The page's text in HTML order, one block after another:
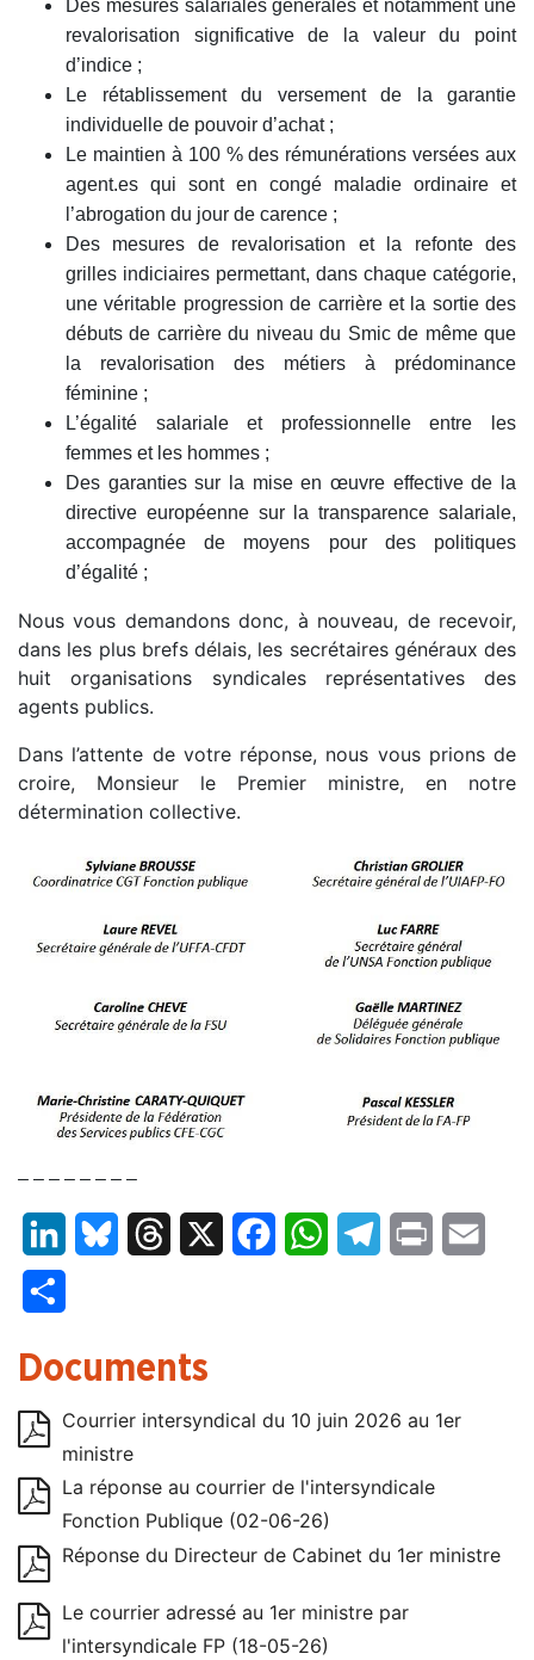
Des mesures salariales générales et notamment une
revalorisation significative de la valeur du point
d’indice ;
Le rétablissement du versement de la garantie
individuelle de pouvoir d’achat ;
Le maintien à 100 % des rémunérations versées aux
agent.es qui sont en congé maladie ordinaire et
l’abrogation du jour de carence ;
Des mesures de revalorisation et la refonte des
grilles indiciaires permettant, dans chaque catégorie,
une véritable progression de carrière et la sortie des
débuts de carrière du niveau du Smic de même que
la revalorisation des métiers à prédominance
féminine ;
L’égalité salariale et professionnelle entre les
femmes et les hommes ;
Des garanties sur la mise en œuvre effective de la
directive européenne sur la transparence salariale,
accompagnée de moyens pour des politiques
d’égalité ;
Nous vous demandons donc, à nouveau, de recevoir,
dans les plus brefs délais, les secrétaires généraux des
huit organisations syndicales représentatives des
agents publics.
Dans l’attente de votre réponse, nous vous prions de
croire, Monsieur le Premier ministre, en notre
détermination collective.
– – – – – – – –
LinkedInBluesky Threads FacebookWhatsAppTelegram
Print
Documents
Courrier intersyndical du 10 juin 2026 au 1er
ministre
La réponse au courrier de l'intersyndicale
Fonction Publique (02-06-26)
Réponse du Directeur de Cabinet du 1er ministre
Le courrier adressé au 1er ministre par
l'intersyndicale FP (18-05-26)